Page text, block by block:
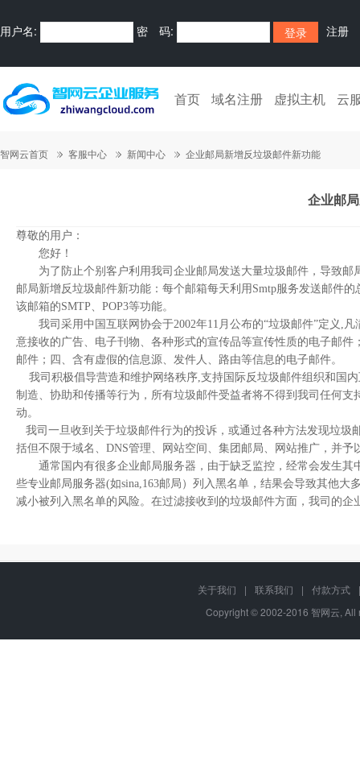
用户名: 密 码: 注册
首页 域名注册 虚拟主机 云
智网云首页 客服中心 新闻中心 企业邮局新增反垃圾邮件新功能
企业邮
尊敬的用户：
您好！
为了防止个别客户利用我司企业邮局发送大量垃圾邮件，导致邮
邮局新增反垃圾邮件新功能：每个邮箱每天利用Smtp服务发送邮件
该邮箱的SMTP、POP3等功能。
我司采用中国互联网协会于2002年11月公布的“垃圾邮件”定义,
意接收的广告、电子刊物、各种形式的宣传品等宣传性质的电子邮
邮件；四、含有虚假的信息源、发件人、路由等信息的电子邮件。
我司积极倡导营造和维护网络秩序,支持国际反垃圾邮件组织和国
制造、协助和传播等行为，所有垃圾邮件受益者将不得到我司任何
动。
我司一旦收到关于垃圾邮件行为的投诉，或通过各种方法发现垃圾
括但不限于域名、DNS管理、网站空间、集团邮局、网站推广，并予
通常国内有很多企业邮局服务器，由于缺乏监控，经常会发生其
些专业邮局服务器(如sina,163邮局）列入黑名单，结果会导致其他
减小被列入黑名单的风险。在过滤接收到的垃圾邮件方面，我司的
关于我们 | 联系我们 | 付款方式
|
Copyright © 2002-2016 智网云,